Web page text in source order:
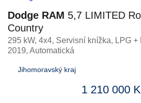
Dodge RAM 5,7 LIMITED
Country
295 kW, 4x4, Servisní knížka, LPG +
2019, Automatická
Jihomoravský kraj
1 210 000